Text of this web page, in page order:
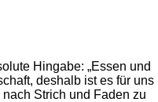
Hingabe: „Essen und
deshalb ist es für uns
Strich und Faden zu